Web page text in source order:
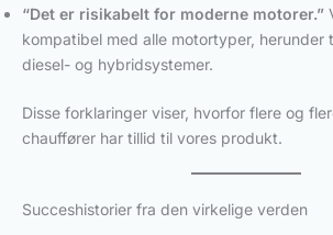
“Det er risikabelt for moderne motorer.”
kompatibel med alle motortyper, herunder
diesel- og hybridsystemer.
Disse forklaringer viser, hvorfor flere og
chauffører har tillid til vores produkt.
Succeshistorier fra den virkelige verden